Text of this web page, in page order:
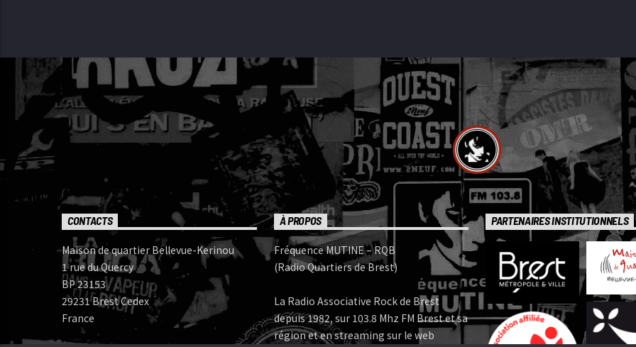
CONTACTS
Maison de quartier Bellevue-Kerinou
1 rue du Quercy
BP 23153
29231 Brest Cedex
France
À PROPOS
Fréquence MUTINE – RQB
(Radio Quartiers de Brest)
La Radio Associative Rock de Brest
depuis 1982, sur 103.8 Mhz FM Brest et sa
région et en streaming sur le web
PARTENAIRES INSTITUTIONNELS